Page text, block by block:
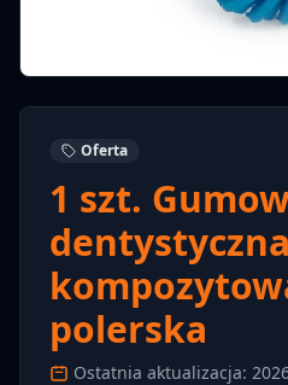
Oferta
1 szt.
polerska
Ostatnia aktualizacja: